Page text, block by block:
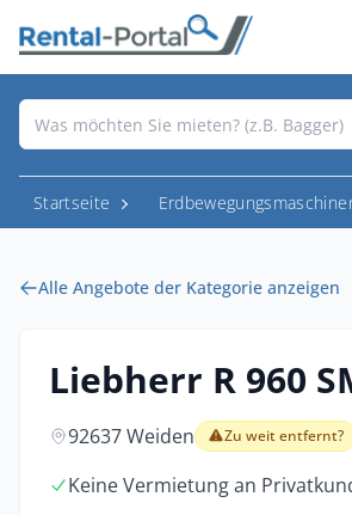
Startseite
Alle Angebote der Kategorie anzeigen
Liebherr R 960
92637 Weiden Zu weit entfernt?
Keine Vermietung an